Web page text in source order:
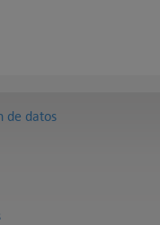
de datos